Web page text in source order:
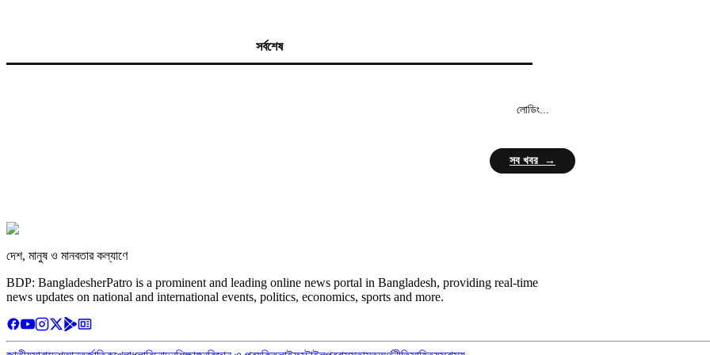
সর্বশেষ
লোডিং...
সব খবর →
দেশ, মানুষ ও মানবতার কল্যাণে
BDP: BangladesherPatro is a prominent and leading online news portal in Bangladesh, providing real-time
news updates on national and international events, politics, economics, sports and more.